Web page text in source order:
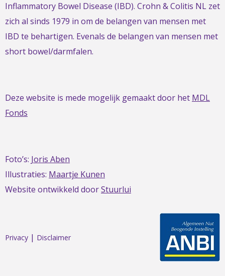
Inflammatory Bowel Disease (IBD). Crohn & Colitis NL zet
zich al sinds 1979 in om de belangen van mensen met
IBD te behartigen. Evenals de belangen van mensen met
short bowel/darmfalen.
Deze website is mede mogelijk gemaakt door het MDL
Fonds
Foto’s: Joris Aben
Illustraties: Maartje Kunen
Website ontwikkeld doorStuurlui
Privacy | Disclaimer